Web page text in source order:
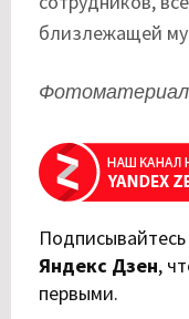
близлежащей
Фотоматериал:
Подписывайтесь
Яндекс Дзен,
первыми.